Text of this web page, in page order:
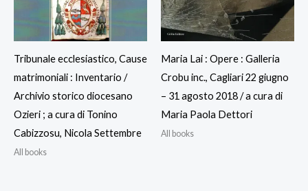
Tribunale ecclesiastico, Cause
matrimoniali : Inventario /
Archivio storico diocesano
Ozieri ; a cura di Tonino
Cabizzosu, Nicola Settembre
All books
Maria Lai : Opere : Galleria
Crobu inc., Cagliari 22 giugno
– 31 agosto 2018 / a cura di
Maria Paola Dettori
All books